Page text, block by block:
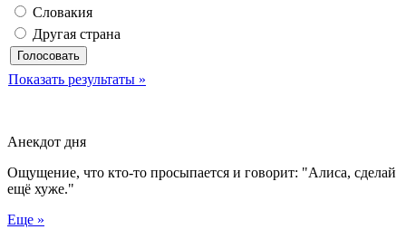
Словакия
Другая страна
Показать результаты »
Анекдот дня
Ощущение, что кто-то просыпается и говорит: "Алиса, сделай
ещё хуже."
Еще »